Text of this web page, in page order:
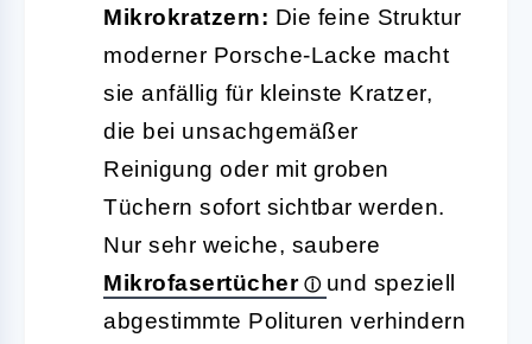
Mikrokratzern: Die feine Struktur
moderner Porsche-Lacke macht
sie anfällig für kleinste Kratzer,
die bei unsachgemäßer
Reinigung oder mit groben
Tüchern sofort sichtbar werden.
Nur sehr weiche, saubere
Mikrofasertücher
und speziell
abgestimmte Polituren verhindern